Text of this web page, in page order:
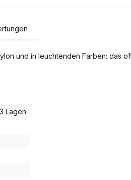
und in leuchtenden Farben: das
Lagen